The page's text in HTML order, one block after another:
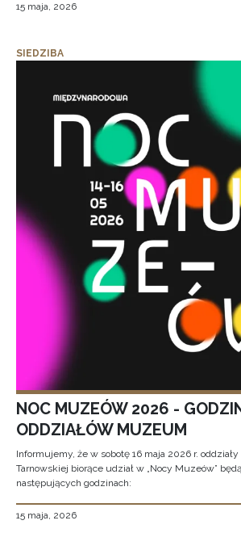
15 maja, 2026
SIEDZIBA
NOC MUZEÓW 2026 -
ODDZIAŁÓW MUZEUM
Informujemy, że w sobotę 16 maja 2026 r.
Tarnowskiej biorące udział w „Nocy Muzeów”
następujących godzinach:
15 maja, 2026